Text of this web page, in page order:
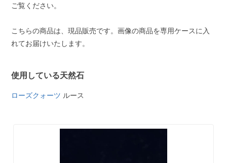
ご覧ください。
こちらの商品は、現品販売です。画像の商品を専用ケースに入
れてお届けいたします。
使用している天然石
ローズクォーツ ルース